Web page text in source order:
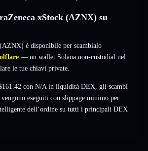
xStock (AZNX) su
è disponibile per scambialo
— un wallet Solana non-custodial nel
le tue chiavi private.
con N/A in liquidità DEX, gli scambi
eseguiti con slippage minimo per
dell’ordine su tutti i principali DEX